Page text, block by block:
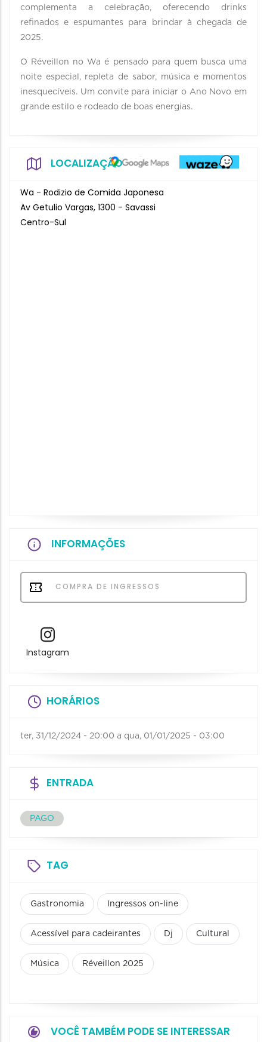
complementa a celebração, oferecendo drinks
refinados e espumantes para brindar à chegada de
2025.
O Réveillon no Wa é pensado para quem busca uma
noite especial, repleta de sabor, música e momentos
inesquecíveis. Um convite para iniciar o Ano Novo em
grande estilo e rodeado de boas energias.
LOCALIZAÇÃO
Wa - Rodizio de Comida Japonesa
Av Getulio Vargas, 1300 - Savassi
Centro-Sul
INFORMAÇÕES
COMPRA DE INGRESSOS
Instagram
HORÁRIOS
ter, 31/12/2024 - 20:00 a qua, 01/01/2025 - 03:00
ENTRADA
PAGO
TAG
Gastronomia Ingressos on-line
Acessível para cadeirantes Dj Cultural
Música Réveillon 2025
VOCÊ TAMBÉM PODE SE INTERESSAR